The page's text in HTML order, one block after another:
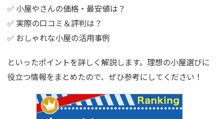
✅ 小屋やさんの価格・最安値は？
✅ 実際の口コミ＆評判は？
✅ おしゃれな小屋の活用事例
といったポイントを詳しく解説します。理想の小屋選びに
役立つ情報をまとめたので、ぜひ参考にしてください！